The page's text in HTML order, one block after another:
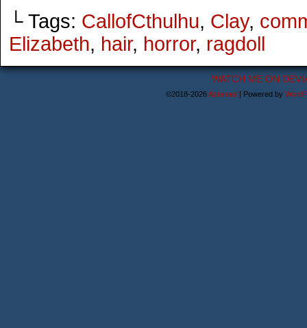
└ Tags: CallofCthulhu, Clay,
Elizabeth, hair, horror, ragdoll
WATCH ME ON
©2018-2026Astanael | Powered by